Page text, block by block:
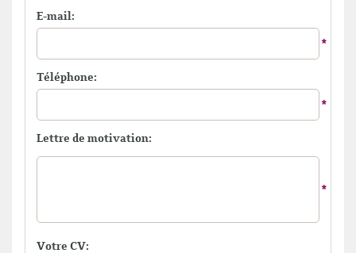
E-mail:
Téléphone:
Lettre de motivation:
Votre CV: